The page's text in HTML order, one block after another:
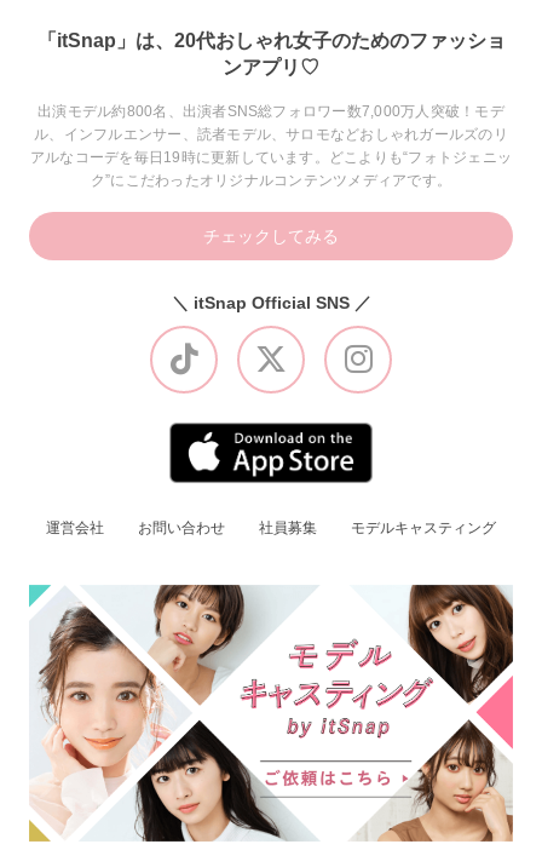
「itSnap」は、20代おしゃれ女子のためのファッショ
ンアプリ♡
出演モデル約800名、出演者SNS総フォロワー数7,000万人突破！モデ
ル、インフルエンサー、読者モデル、サロモなどおしゃれガールズのリ
アルなコーデを毎日19時に更新しています。どこよりも“フォトジェニッ
ク”にこだわったオリジナルコンテンツメディアです。
チェックしてみる
＼ itSnap Official SNS ／
運営会社 お問い合わせ 社員募集 モデルキャスティング